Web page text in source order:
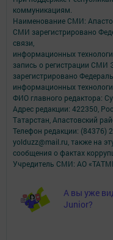
А вы уже
Junior?
коммуникациям.
Наименование СМИ:
СМИ зарегистрировано
связи,
информационных
запись о регистрации
зарегистрировано
информационных
ФИО главного редактора:
Адрес редакции: 422350,
Татарстан, Апастовский
Телефон редакции: (84376)
yolduzz@mail.ru, также на
сообщения о фактах
Учредитель СМИ: АО
Антикоррупционная
АО «ТАТМЕДИА»
удобства пользователей
Использование «cookie»
Политика